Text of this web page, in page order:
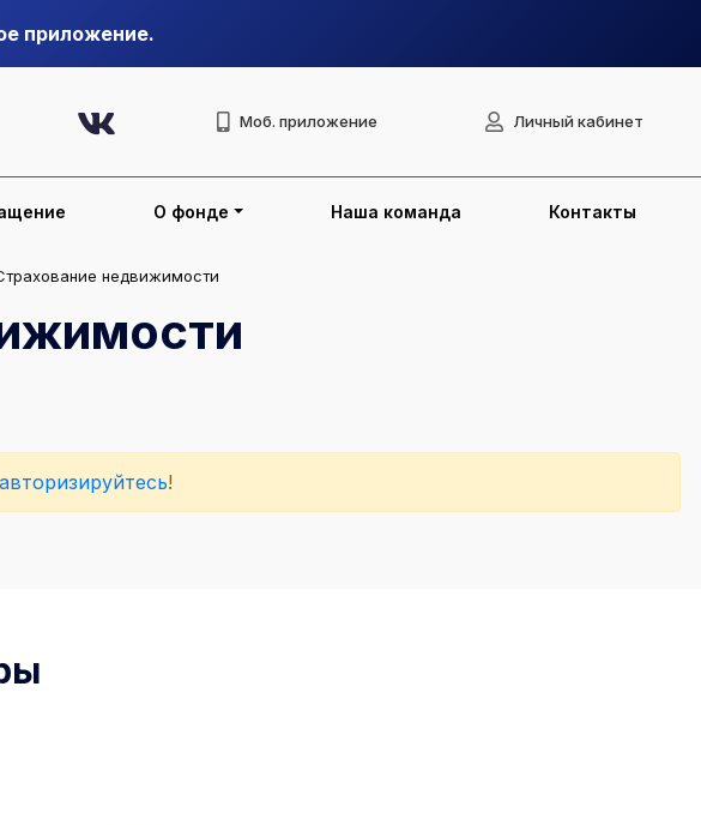
приложение.
Моб. приложение Личный кабинет
О фонде Наша команда Контакты
недвижимости
авторизируйтесь!